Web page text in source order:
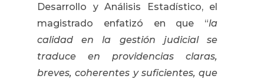
Desarrollo y Análisis Estadístico, el
magistrado enfatizó en que “la
calidad en la gestión judicial se
traduce en providencias claras,
breves, coherentes y suficientes, que